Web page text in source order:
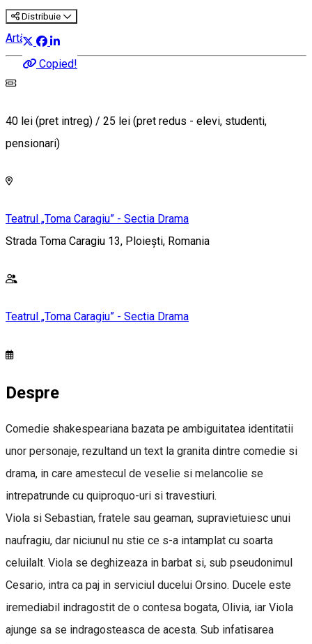
Distribuie
Copied!
Artă
40 lei (pret intreg) / 25 lei (pret redus - elevi, studenti,
pensionari)
Teatrul „Toma Caragiu” - Sectia Drama
Strada Toma Caragiu 13, Ploiești, Romania
Teatrul „Toma Caragiu” - Sectia Drama
Despre
Comedie shakespeariana bazata pe ambiguitatea identitatii
unor personaje, rezultand un text la granita dintre comedie si
drama, in care amestecul de veselie si melancolie se
intrepatrunde cu quiproquo-uri si travestiuri.
Viola si Sebastian, fratele sau geaman, supravietuiesc unui
naufragiu, dar niciunul nu stie ce s-a intamplat cu soarta
celuilalt. Viola se deghizeaza in barbat si, sub pseudonimul
Cesario, intra ca paj in serviciul ducelui Orsino. Ducele este
iremediabil indragostit de o contesa bogata, Olivia, iar Viola
ajunge sa se indragosteasca de acesta. Sub infatisarea